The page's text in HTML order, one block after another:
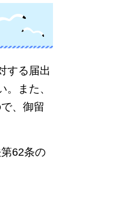
する届出
また、
、御留
62条の